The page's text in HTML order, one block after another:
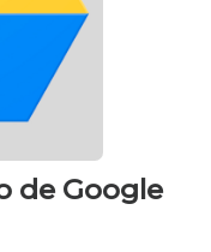
de Google